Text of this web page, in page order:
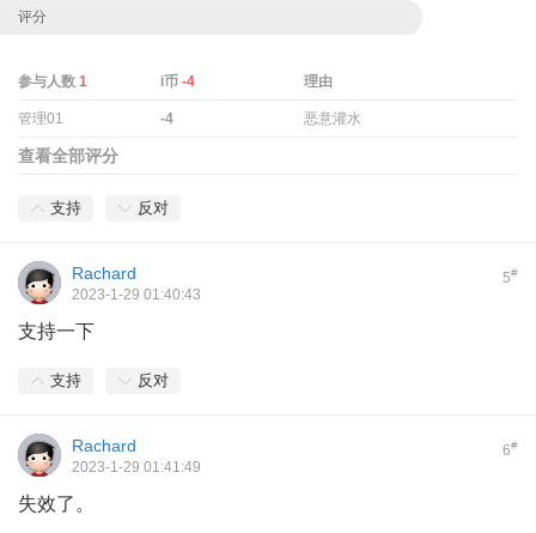
评分
参与人数 1 i币-4 理由
管理01 -4 恶意灌水
查看全部评分
支持 反对
5#
Rachard
2023-1-29 01:40:43
支持一下
支持 反对
6#
Rachard
2023-1-29 01:41:49
失效了。